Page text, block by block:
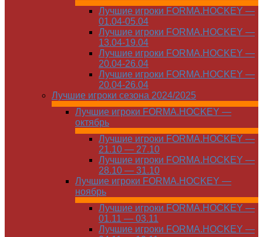
Лучшие игроки FORMA.HOCKEY —
01.04-05.04
Лучшие игроки FORMA.HOCKEY —
13.04-19.04
Лучшие игроки FORMA.HOCKEY —
20.04-26.04
Лучшие игроки FORMA.HOCKEY —
20.04-26.04
Лучшие игроки сезона 2024/2025
Лучшие игроки FORMA.HOCKEY —
октябрь
Лучшие игроки FORMA.HOCKEY —
21.10 — 27.10
Лучшие игроки FORMA.HOCKEY —
28.10 — 31.10
Лучшие игроки FORMA.HOCKEY —
ноябрь
Лучшие игроки FORMA.HOCKEY —
01.11 — 03.11
Лучшие игроки FORMA.HOCKEY —